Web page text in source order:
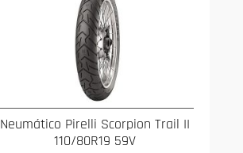
Neumático Pirelli Scorpion Trail II
110/80R19 59V